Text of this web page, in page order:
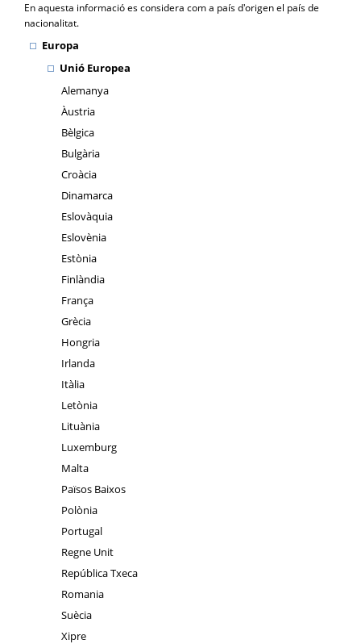
En aquesta informació es considera com a país d'origen el país de
nacionalitat.
Europa
Unió Europea
Alemanya
Àustria
Bèlgica
Bulgària
Croàcia
Dinamarca
Eslovàquia
Eslovènia
Estònia
Finlàndia
França
Grècia
Hongria
Irlanda
Itàlia
Letònia
Lituània
Luxemburg
Malta
Països Baixos
Polònia
Portugal
Regne Unit
República Txeca
Romania
Suècia
Xipre